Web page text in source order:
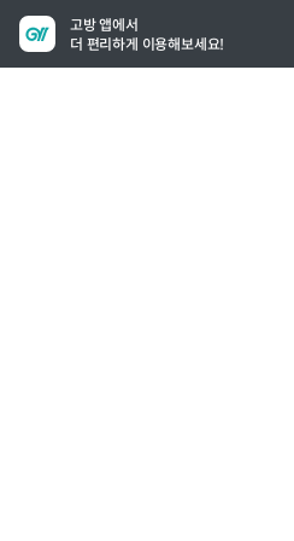
고방 앱에서
더 편리하게 이용해보세요!